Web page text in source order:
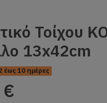
Τοίχου
13x42cm
έως 10 ημέρες